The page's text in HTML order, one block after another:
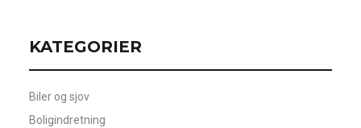
KATEGORIER
Biler og sjov
Boligindretning